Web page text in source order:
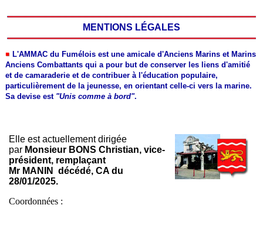
MENTIONS LÉGALES
L'AMMAC du Fumélois est une amicale d'Anciens Marins et Marins
Anciens Combattants qui a pour but de conserver les liens d'amitié
et de camaraderie et de contribuer à l'éducation populaire,
particulièrement de la jeunesse, en orientant celle-ci vers la marine.
Sa devise est "Unis comme à bord".
Elle est actuellement dirigée
par Monsieur BONS Christian, vice-
président, remplaçant
Mr MANIN décédé, CA du
28/01/2025.
Coordonnées :